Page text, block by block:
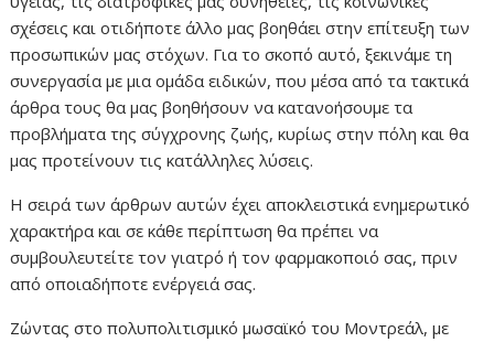
σχέσεις και οτιδήποτε άλλο μας βοηθάει στην επίτευξη των
προσωπικών μας στόχων. Για το σκοπό αυτό, ξεκινάμε τη
συνεργασία με μια ομάδα ειδικών, που μέσα από τα τακτικά
άρθρα τους θα μας βοηθήσουν να κατανοήσουμε τα
προβλήματα της σύγχρονης ζωής, κυρίως στην πόλη και θα
μας προτείνουν τις κατάλληλες λύσεις.
Η σειρά των άρθρων αυτών έχει αποκλειστικά ενημερωτικό
χαρακτήρα και σε κάθε περίπτωση θα πρέπει να
συμβουλευτείτε τον γιατρό ή τον φαρμακοποιό σας, πριν
από οποιαδήποτε ενέργειά σας.
Ζώντας στο πολυπολιτισμικό μωσαϊκό του Μοντρεάλ, με